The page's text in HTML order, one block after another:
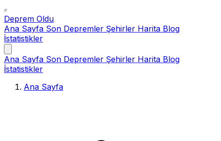
Deprem Oldu
Ana Sayfa Son Depremler Şehirler Harita Blog
İstatistikler
Ana Sayfa Son Depremler Şehirler Harita Blog
İstatistikler
Ana Sayfa